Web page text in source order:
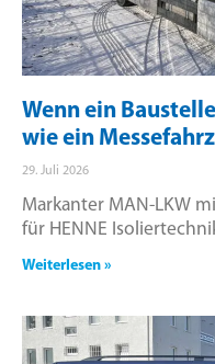
Wenn ein
wie ein
29. Juli 2026
Markanter MAN-LKW
für HENNE
Weiterlesen »